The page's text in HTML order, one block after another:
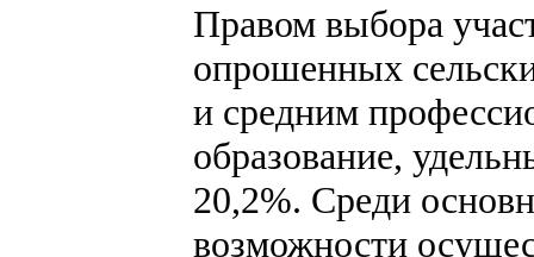
Правом выбора
опрошенных
и средним
образование,
20,2%. Среди
возможности